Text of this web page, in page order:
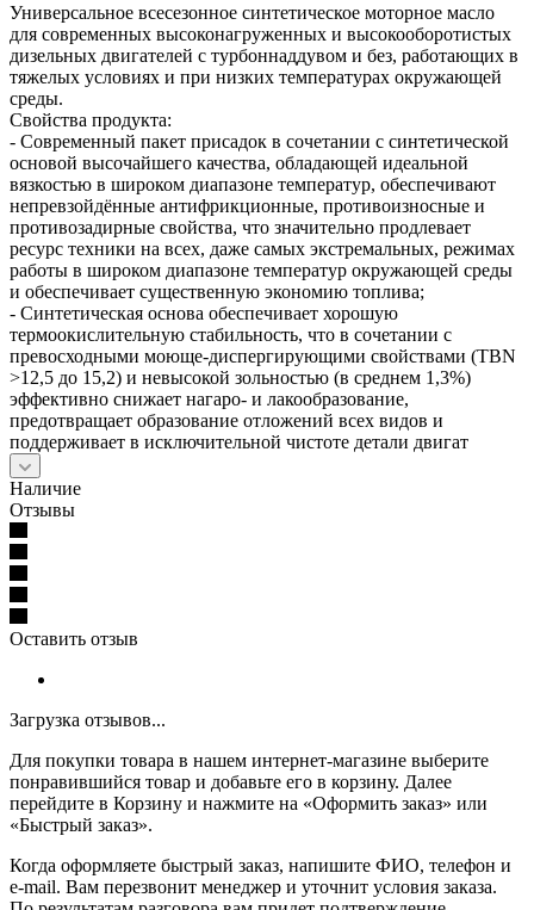
Универсальное всесезонное синтетическое моторное масло
для современных высоконагруженных и высокооборотистых
дизельных двигателей с турбоннаддувом и без, работающих в
тяжелых условиях и при низких температурах окружающей
среды.
Свойства продукта:
- Современный пакет присадок в сочетании с синтетической
основой высочайшего качества, обладающей идеальной
вязкостью в широком диапазоне температур, обеспечивают
непревзойдённые антифрикционные, противоизносные и
противозадирные свойства, что значительно продлевает
ресурс техники на всех, даже самых экстремальных, режимах
работы в широком диапазоне температур окружающей среды
и обеспечивает существенную экономию топлива;
- Синтетическая основа обеспечивает хорошую
термоокислительную стабильность, что в сочетании с
превосходными моюще-диспергирующими свойствами (TBN
>12,5 до 15,2) и невысокой зольностью (в среднем 1,3%)
эффективно снижает нагаро- и лакообразование,
предотвращает образование отложений всех видов и
поддерживает в исключительной чистоте детали двигат
Наличие
Отзывы
Оставить отзыв
Загрузка отзывов...
Для покупки товара в нашем интернет-магазине выберите
понравившийся товар и добавьте его в корзину. Далее
перейдите в Корзину и нажмите на «Оформить заказ» или
«Быстрый заказ».
Когда оформляете быстрый заказ, напишите ФИО, телефон и
e-mail. Вам перезвонит менеджер и уточнит условия заказа.